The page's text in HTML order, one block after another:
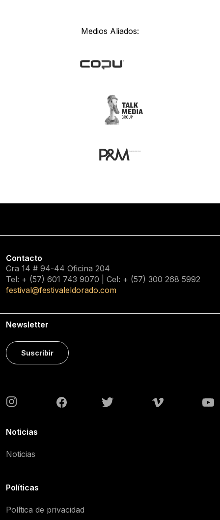
Medios Aliados:
Contacto
Cra 14 # 94-44 Oficina 204
Tel: + (57) 601 743 9070 | Cel: + (57) 300 268 5992
festival@festivaleldorado.com
Newsletter
Suscribir
Noticias
Noticias
Políticas
Política de privacidad